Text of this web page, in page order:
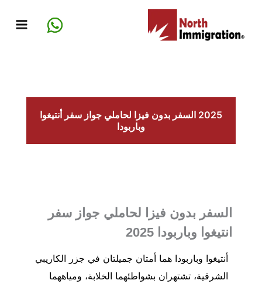
المحتوى
2025 السفر بدون فيزا لحاملي جواز سفر أنتيغوا
وباربودا
السفر بدون فيزا لحاملي جواز سفر
انتيغوا وباربودا 2025
أنتيغوا وباربودا هما أمتان جميلتان في جزر الكاريبي
الشرقية، تشتهران بشواطئهما الخلابة، ومياههما